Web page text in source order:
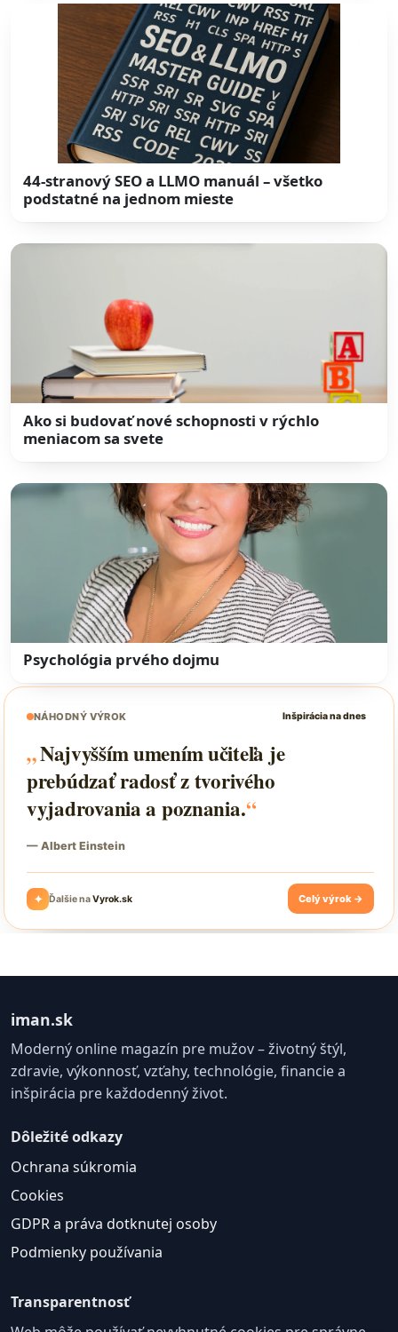
44-stranový SEO a LLMO manuál – všetko
podstatné na jednom mieste
Ako si budovať nové schopnosti v rýchlo
meniacom sa svete
Psychológia prvého dojmu
iman.sk
Moderný online magazín pre mužov – životný štýl,
zdravie, výkonnosť, vzťahy, technológie, financie a
inšpirácia pre každodenný život.
Dôležité odkazy
Ochrana súkromia
Cookies
GDPR a práva dotknutej osoby
Podmienky používania
Transparentnosť